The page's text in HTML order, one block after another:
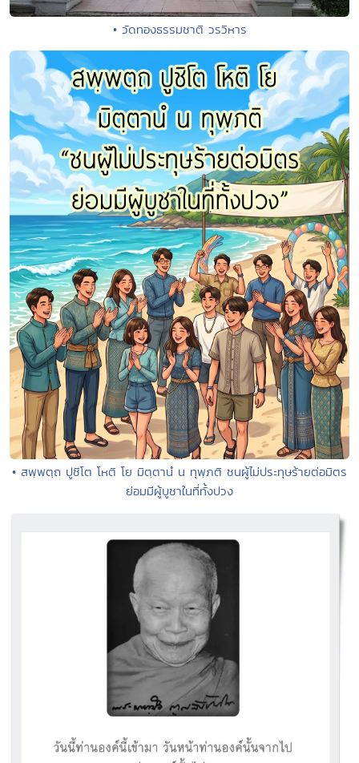
• วัดทองธรรมชาติ วรวิหาร
• สพฺพตฺถ ปูชิโต โหติ โย มิตฺตานํ น ทุพฺภติ ชนผู้ไม่ประทุษร้ายต่อมิตร
ย่อมมีผู้บูชาในที่ทั้งปวง